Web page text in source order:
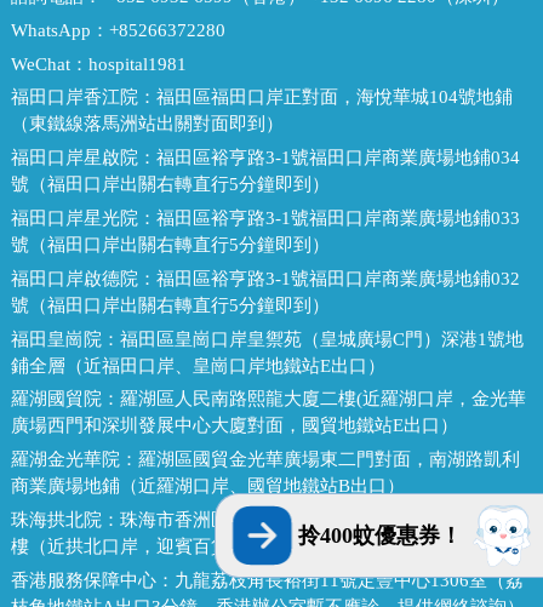
WhatsApp： +85266372280
WeChat： hospital1981
福田口岸香江院： 福田區福田口岸正對面，海悅華城104號地鋪
（東鐵線落馬洲站出關對面即到）
福田口岸星啟院： 福田區裕亨路3-1號福田口岸商業廣場地鋪034
號（福田口岸出關右轉直行5分鐘即到）
福田口岸星光院： 福田區裕亨路3-1號福田口岸商業廣場地鋪033
號（福田口岸出關右轉直行5分鐘即到）
福田口岸啟德院： 福田區裕亨路3-1號福田口岸商業廣場地鋪032
號（福田口岸出關右轉直行5分鐘即到）
福田皇崗院： 福田區皇崗口岸皇禦苑（皇城廣場C門）深港1號地
鋪全層（近福田口岸、皇崗口岸地鐵站E出口）
羅湖國貿院： 羅湖區人民南路熙龍大廈二樓(近羅湖口岸，金光華
廣場西門和深圳發展中心大廈對面，國貿地鐵站E出口）
羅湖金光華院： 羅湖區國貿金光華廣場東二門對面，南湖路凱利
商業廣場地鋪（近羅湖口岸、國貿地鐵站B出口）
珠海拱北院： 珠海市香洲區拱北迎賓南路1155號中建商業大廈15
樓（近拱北口岸，迎賓百貨廣場對面）
香港服務保障中心： 九龍荔枝角長裕街11號定豐中心1306室（荔
拎400蚊優惠券！